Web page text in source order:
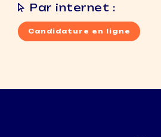
Par internet :
Candidature en ligne